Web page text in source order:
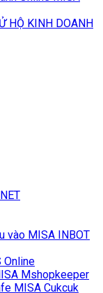
HỘ KINH DOANH
vào MISA INBOT
Online
Mshopkeeper
MISA Cukcuk